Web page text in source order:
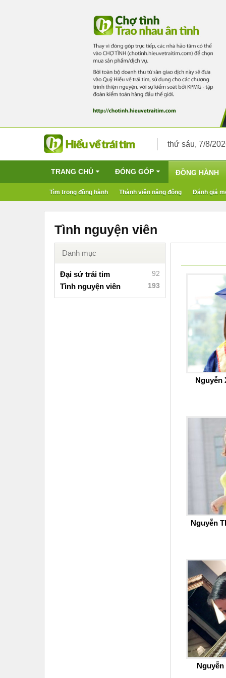
thứ sáu, 7/8/
TRANG CHỦ ĐÓNG GÓP ĐỒNG HÀNH
Tìm trong đồng hành Thành viên năng động Đánh giá
Tình nguyện viên
Danh mục
Đại sứ trái tim 92
Tình nguyện viên 193
Nguyễn
Nguyễn
Nguyễn